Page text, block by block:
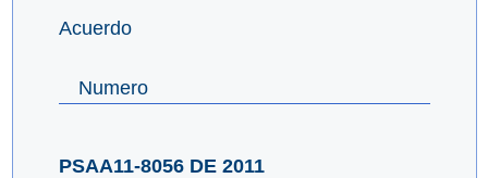
Acuerdo
Numero
PSAA11-8056 DE 2011